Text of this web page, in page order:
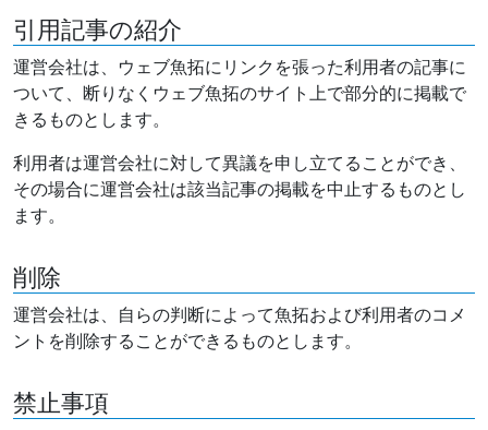
引用記事の紹介
運営会社は、ウェブ魚拓にリンクを張った利用者の記事に
ついて、断りなくウェブ魚拓のサイト上で部分的に掲載で
きるものとします。
利用者は運営会社に対して異議を申し立てることができ、
その場合に運営会社は該当記事の掲載を中止するものとし
ます。
削除
運営会社は、自らの判断によって魚拓および利用者のコメ
ントを削除することができるものとします。
禁止事項